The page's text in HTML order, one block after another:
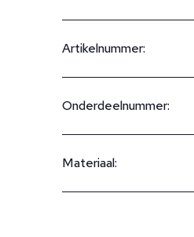
Artikelnummer:
Onderdeelnummer:
Materiaal: